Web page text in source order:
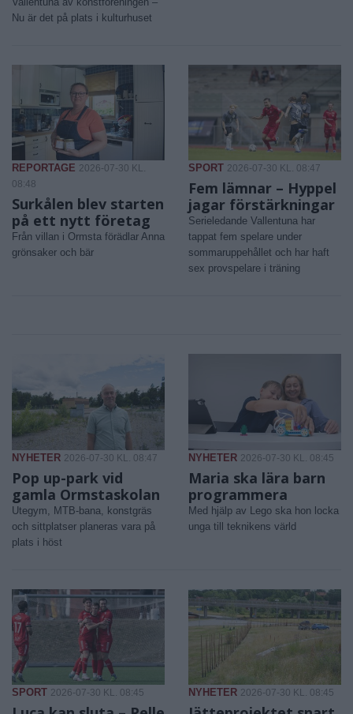
Nu är det på plats i kulturhuset
REPORTAGE 2026-07-30 KL.
08:48
Surkålen blev starten
på ett nytt företag
Från villan i Ormsta förädlar Anna
grönsaker och bär
SPORT 2026-07-30 KL. 08:47
Fem lämnar – Hyppel
jagar förstärkningar
Serieledande Vallentuna har
tappat fem spelare under
sommaruppehållet och har haft
sex provspelare i träning
NYHETER 2026-07-30 KL. 08:47
Pop up-park vid
gamla Ormstaskolan
Utegym, MTB-bana, konstgräs
och sittplatser planeras vara på
plats i höst
NYHETER 2026-07-30 KL. 08:45
Maria ska lära barn
programmera
Med hjälp av Lego ska hon locka
unga till teknikens värld
SPORT 2026-07-30 KL. 08:45 NYHETER 2026-07-30 KL. 08:45